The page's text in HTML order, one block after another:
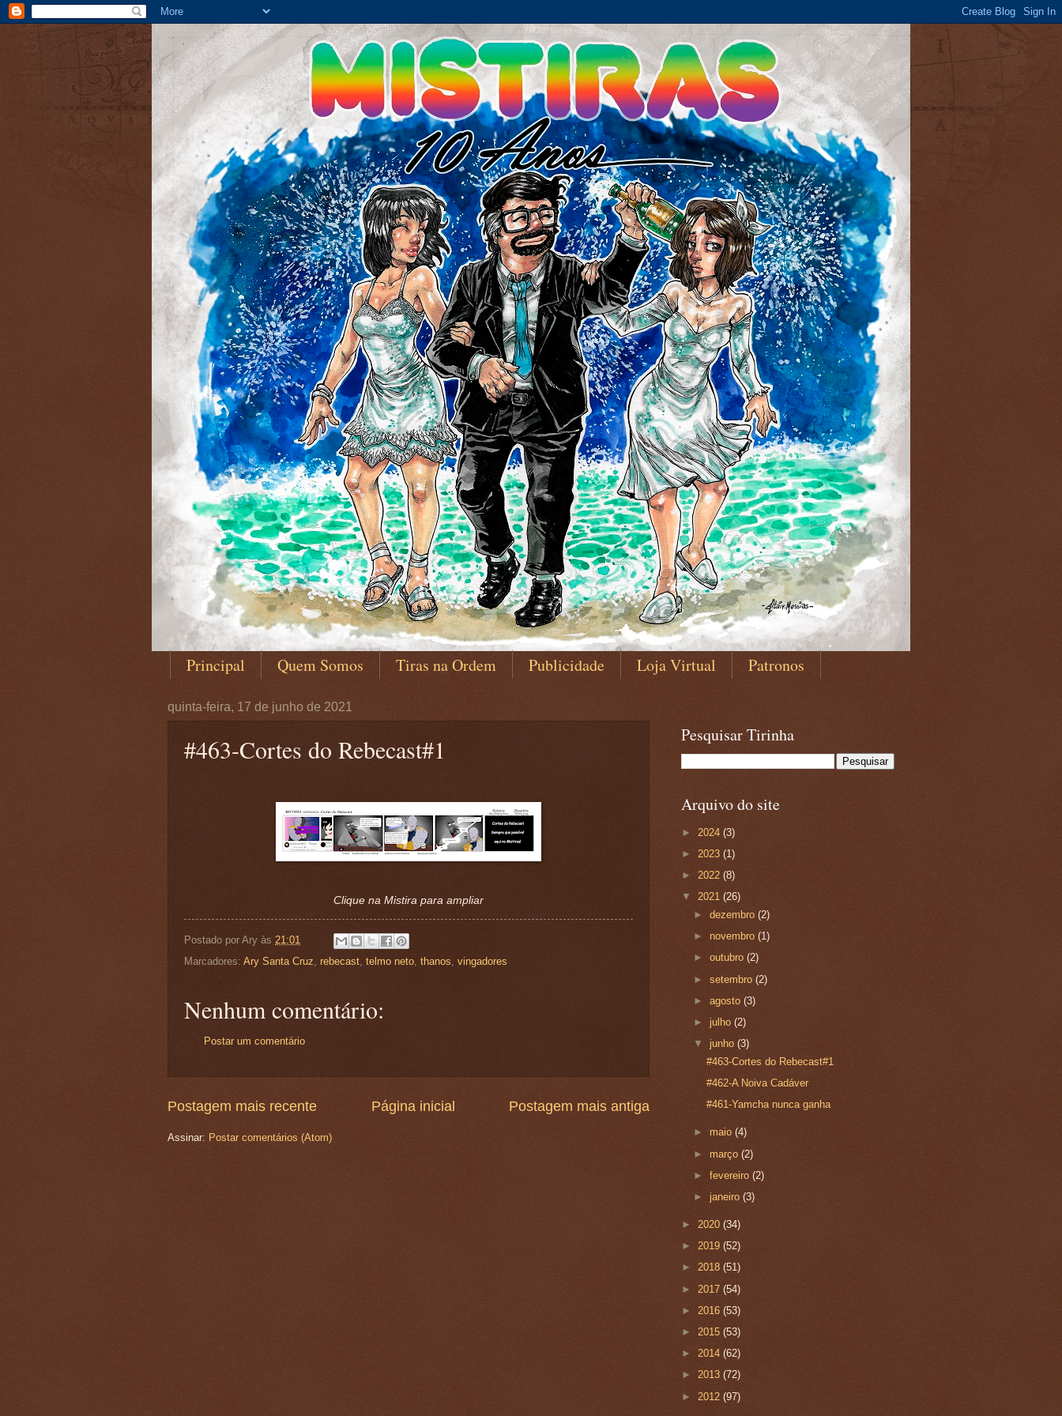
Principal Quem Somos Tiras na Ordem Publicidade Loja Virtual Patronos
quinta-feira, 17 de junho de 2021
#463-Cortes do Rebecast#1
Clique na Mistira para ampliar
Postado por Ary às 21:01
Marcadores: Ary Santa Cruz rebecast telmo neto thanos vingadores
Nenhum comentário:
Postar um comentário
Postagem mais recente Postagem mais antiga
Página inicial
Assinar: Postar comentários (Atom)
Pesquisar Tirinha
Arquivo do site
► 2024 (3)
► 2023 (1)
► 2022 (8)
▼ 2021 (26)
►dezembro(2)
►novembro(1)
►outubro(2)
►setembro(2)
►agosto(3)
► julho(2)
▼ junho(3)
#463-Cortes do Rebecast#1
#462-A Noiva Cadáver
#461-Yamcha nunca ganha
►maio(4)
► março(2)
►fevereiro(2)
► janeiro(3)
► 2020 (34)
► 2019 (52)
► 2018 (51)
► 2017 (54)
► 2016 (53)
► 2015 (53)
► 2014 (62)
► 2013 (72)
► 2012 (97)